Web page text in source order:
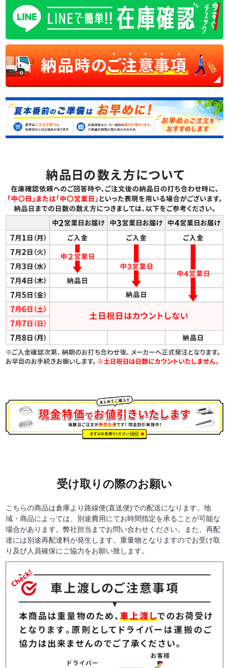
受け取りの際のお願い
こちらの商品は倉庫より路線便(直送便)での配送になります。地
域・商品によっては、別途費用にてお時間指定を承ることが可能な
場合があります。弊社担当までお問い合わせください。また、再配
達には別途再配達料が発生します。重量物となりますのでお受け取
り及び人員確保にご協力をお願い致します。